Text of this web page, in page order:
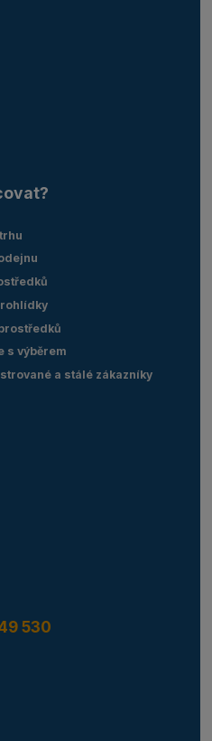
s výběrem
a stálé zákazníky
530